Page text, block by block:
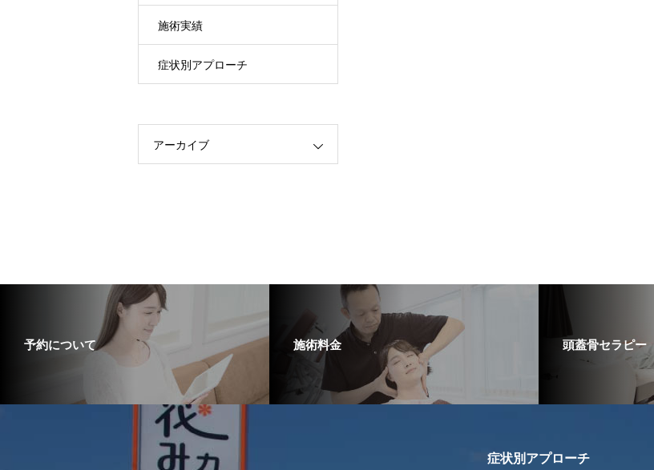
施術実績
症状別アプローチ
アーカイブ
予約について 施術料金 頭蓋骨セラピー
症状別アプローチ